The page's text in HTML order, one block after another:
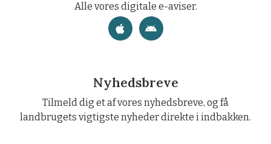
Alle vores digitale e-aviser.
Nyhedsbreve
Tilmeld dig et af vores nyhedsbreve, og få
landbrugets vigtigste nyheder direkte i indbakken.